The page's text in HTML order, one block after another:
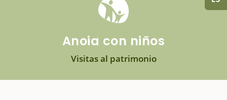
Anoia con niños
Visitas al patrimonio